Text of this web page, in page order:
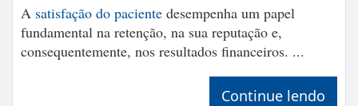
A satisfação do paciente desempenha um papel
fundamental na retenção, na sua reputação e,
consequentemente, nos resultados financeiros. ...
Continue lendo